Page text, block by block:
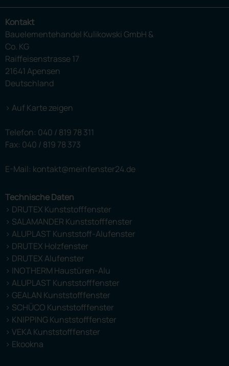
Kontakt
Bauelementehandel Kulikowski GmbH &
Co. KG
Raiffeisenstrasse 17
21641 Apensen
Deutschland
> Auf Karte zeigen
Telefon: 040 / 819 78 311
Fax: 040 / 819 78 373
E-Mail: kontakt@meinfenster24.de
Technische Daten
> DRUTEX Kunststofffenster
> SALAMANDER Kunststofffenster
> ALUPLAST Kunststoff-Alufenster
> DRUTEX Holzfenster
> DRUTEX Alufenster
> INOTHERM Haustüren-Alu
> ALUPLAST Kunststofffenster
> GEALAN Kunststofffenster
> SCHÜCO Kunststofffenster
> KNIPPING Kunststofffenster
> VEKA Kunststofffenster
> Ekookna